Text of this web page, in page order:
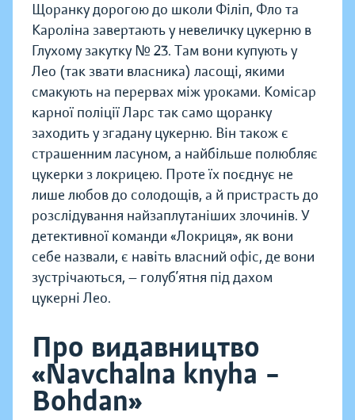
Щоранку дорогою до школи Філіп, Фло та
Кароліна завертають у невеличку цукерню в
Глухому закутку № 23. Там вони купують у
Лео (так звати власника) ласощі, якими
смакують на перервах між уроками. Комісар
карної поліції Ларс так само щоранку
заходить у згадану цукерню. Він також є
страшенним ласуном, а найбільше полюбляє
цукерки з локрицею. Проте їх поєднує не
лише любов до солодощів, а й пристрасть до
розслідування найзаплутаніших злочинів. У
детективної команди «Локриця», як вони
себе назвали, є навіть власний офіс, де вони
зустрічаються, — голуб’ятня під дахом
цукерні Лео.
Про видавництво
«Navchalna knyha –
Bohdan»